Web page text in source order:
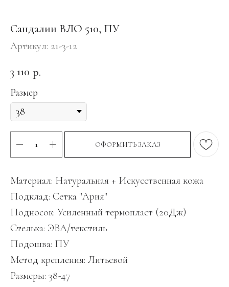
Сандалии ВЛО 510, ПУ
Артикул: 21-3-12
3 110 р.
Размер
ОФОРМИТЬ ЗАКАЗ
Материал: Натуральная + Искусственная кожа
Подклад: Сетка "Ария"
Подносок: Усиленный термопласт (20Дж)
Стелька: ЭВА/текстиль
Подошва: ПУ
Метод крепления: Литьевой
Размеры: 38-47